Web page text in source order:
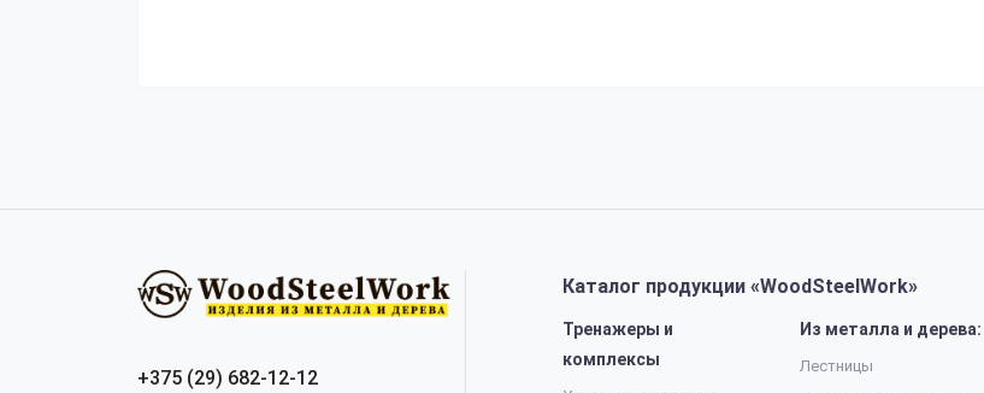
+375 (29) 682-12-12
Каталог продукции «WoodSteelWork»
Тренажеры и
комплексы
Из металла и дерева:
Лестницы